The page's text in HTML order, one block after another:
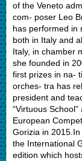
of the Veneto
com- poser Leo
has performed in
both in Italy and
Italy, in chamber
she founded in
first prizes in na-
orches- tra has
president and
“Virtuous
European
Gorizia in
the International
edition which